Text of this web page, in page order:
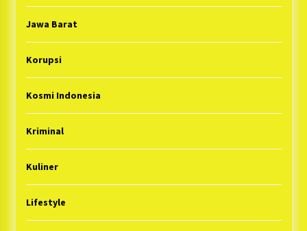
Jawa Barat
Korupsi
Kosmi Indonesia
Kriminal
Kuliner
Lifestyle